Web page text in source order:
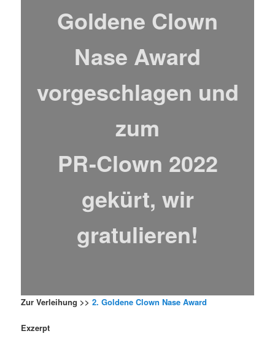
Goldene Clown
Nase Award
vorgeschlagen und
zum
PR-Clown 2022
gekürt, wir
gratulieren!
Zur Verleihung >>2. Goldene Clown Nase Award
Exzerpt